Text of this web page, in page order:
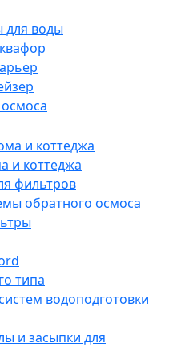
воды
и коттеджа
фильтров
обратного осмоса
типа
водоподготовки
и засыпки для